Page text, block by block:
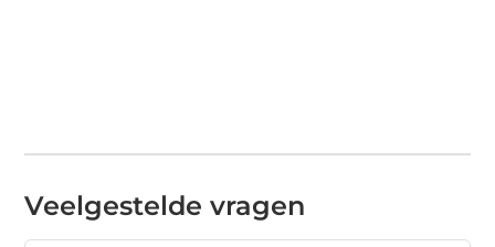
Veelgestelde vragen